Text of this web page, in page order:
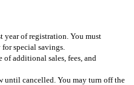
of registration. You must
special savings.
additional sales, fees, and
until cancelled. You may turn off the